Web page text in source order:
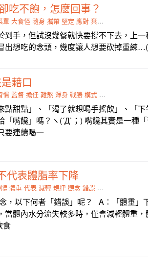
吃不飽，怎麼回事？
單 大食怪 隨身 攜帶 堅定 應對 棄暗投明
到手，但試沒幾餐就快要撐不下去，上
出想吃的念頭，幾度讓人想要砍掉重練
藉口
慣 監督 擔任 難熬 渾身 戰勝 模式 手搖飲
點甜點」、「渴了就想喝手搖飲」、「
嘴饞」嗎？ヽ(´Д`；) 嘴饞其實是一種
要連續喝一
代表體脂率下降
體重 代表 減輕 規律 觀念 錯誤 透過
，以下何者「錯誤」呢？ A：「體重」
當體內水分流失較多時，僅會減輕體重
食